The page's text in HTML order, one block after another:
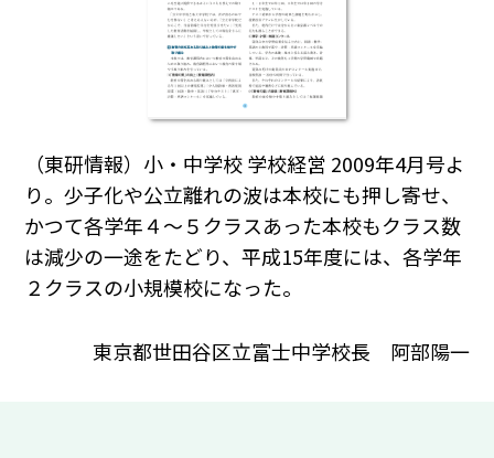
（東研情報）小・中学校 学校経営 2009年4月号よ
り。少子化や公立離れの波は本校にも押し寄せ、
かつて各学年４～５クラスあった本校もクラス数
は減少の一途をたどり、平成15年度には、各学年
２クラスの小規模校になった。
東京都世田谷区立富士中学校長 阿部陽一